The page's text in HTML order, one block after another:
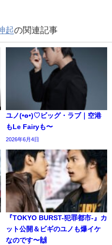
起の関連記事
ユノ(•ө•)♡ビッグ・ラブ｜空港
もLe Fairyも〜
2026年6月4日
『TOKYO BURST-犯罪都市-』カ
ット公開＆ビギのユノも爆イケ
なのです〜🙌